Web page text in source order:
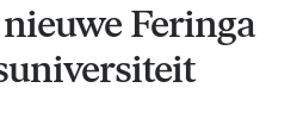
Feringa